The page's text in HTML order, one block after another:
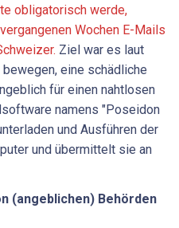
obligatorisch werde,
Wochen E-Mails
Ziel war es laut
eine schädliche
für einen nahtlosen
namens "Poseidon
und Ausführen der
und übermittelt sie an
(angeblichen) Behörden